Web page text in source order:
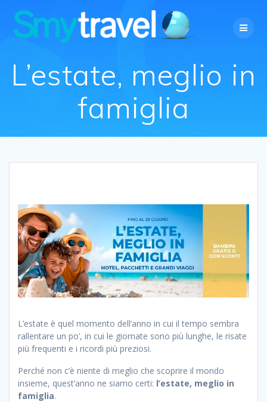
al
contenuto
L’estate, meglio in
famiglia
L’estate è quel momento dell’anno in cui il tempo sembra
rallentare un po’, in cui le giornate sono più lunghe, le risate
più frequenti e i ricordi più preziosi.
Perché non c’è niente di meglio che scoprire il mondo
insieme, quest’anno ne siamo certi: l’estate, meglio in
famiglia.